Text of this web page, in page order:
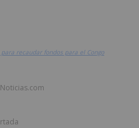
recaudar fondos para el Congo